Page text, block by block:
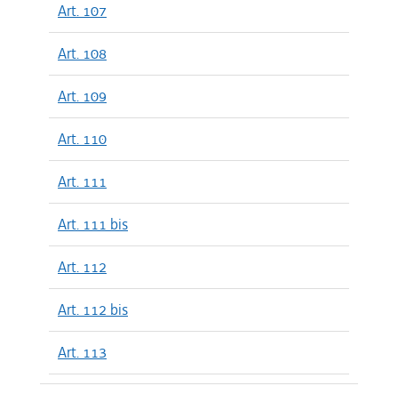
Art. 107
Art. 108
Art. 109
Art. 110
Art. 111
Art. 111 bis
Art. 112
Art. 112 bis
Art. 113